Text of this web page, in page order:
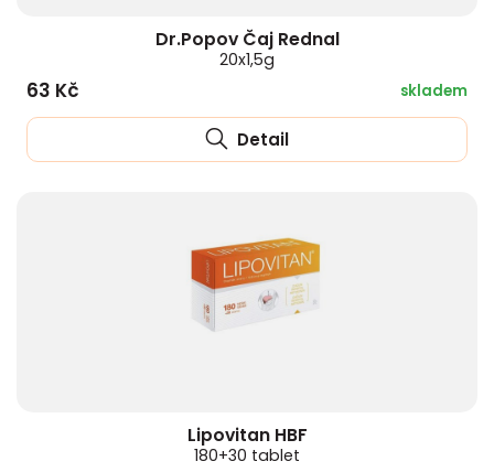
Dr.Popov Čaj Rednal
20x1,5g
63 Kč skladem
Detail
Lipovitan HBF
180+30 tablet